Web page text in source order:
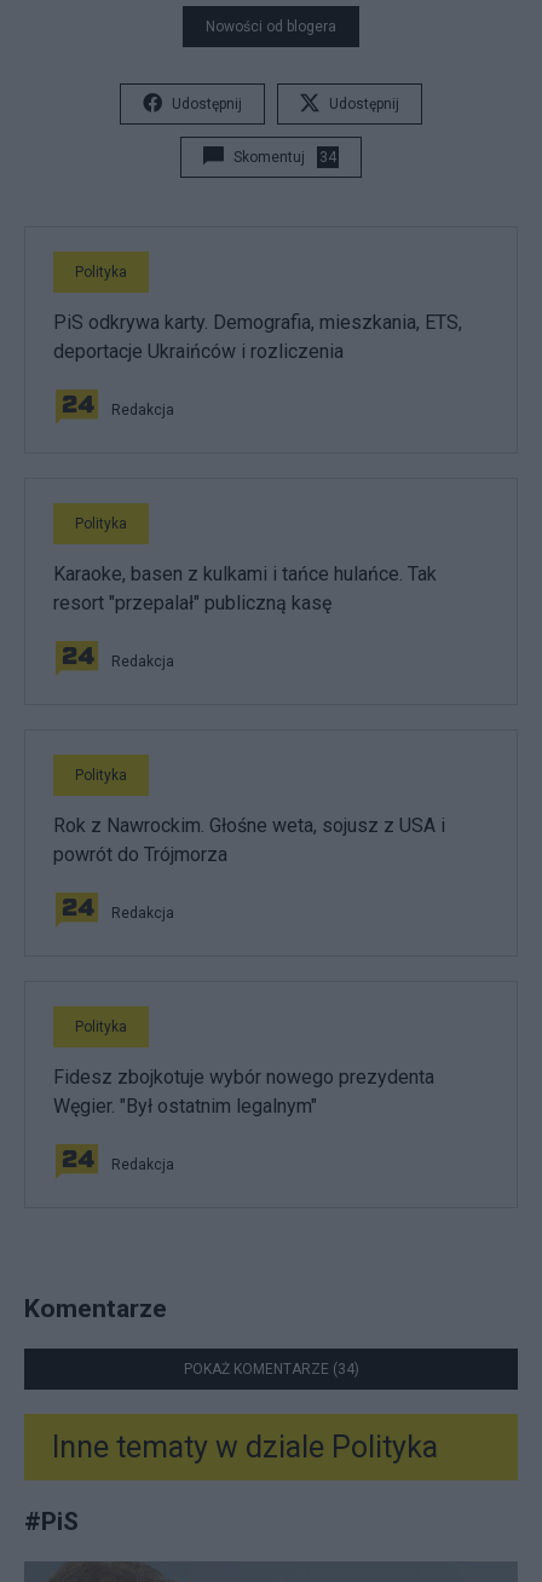
Nowości od blogera
Udostępnij Udostępnij
Skomentuj 34
Polityka
PiS odkrywa karty. Demografia, mieszkania, ETS,
deportacje Ukraińców i rozliczenia
Redakcja
Polityka
Karaoke, basen z kulkami i tańce hulańce. Tak
resort "przepalał" publiczną kasę
Redakcja
Polityka
Rok z Nawrockim. Głośne weta, sojusz z USA i
powrót do Trójmorza
Redakcja
Polityka
Fidesz zbojkotuje wybór nowego prezydenta
Węgier. "Był ostatnim legalnym"
Redakcja
Komentarze
POKAŻ KOMENTARZE (34)
Inne tematy w dziale Polityka
#PiS